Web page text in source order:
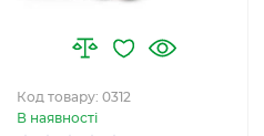
Код товару: 0312
В наявності